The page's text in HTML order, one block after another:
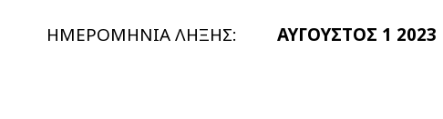
ΗΜΕΡΟΜΗΝΙΑ ΛΗΞΗΣ: ΑΥΓΟΥΣΤΟΣ 1 2023